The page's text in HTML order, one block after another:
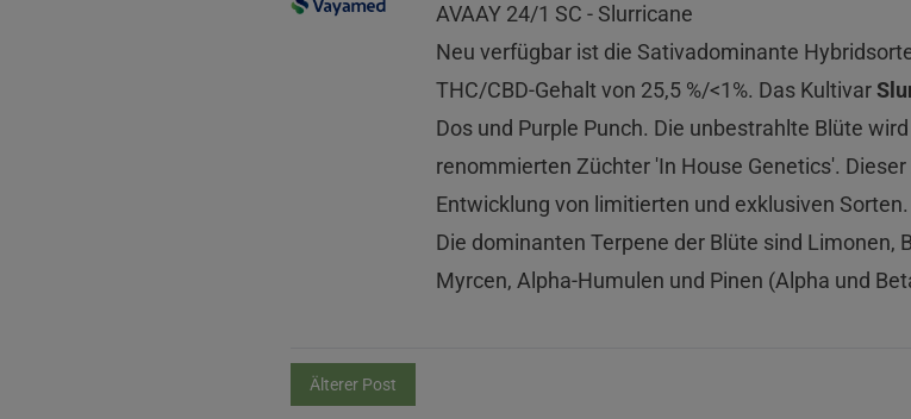
AVAAY 24/1 SC - Slurricane
Neu verfügbar ist die Sativadominante
THC/CBD-Gehalt von 25,5 %/<1%. Das Kultivar
Dos und Purple Punch. Die unbestrahlte Blüte
renommierten Züchter 'In House Genetics'.
Entwicklung von limitierten und exklusiven Sorten.
Die dominanten Terpene der Blüte sind Limonen,
Myrcen, Alpha-Humulen und Pinen (Alpha und
Älterer Post